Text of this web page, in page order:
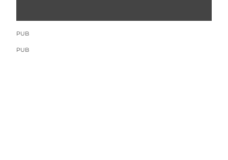
PUB
PUB